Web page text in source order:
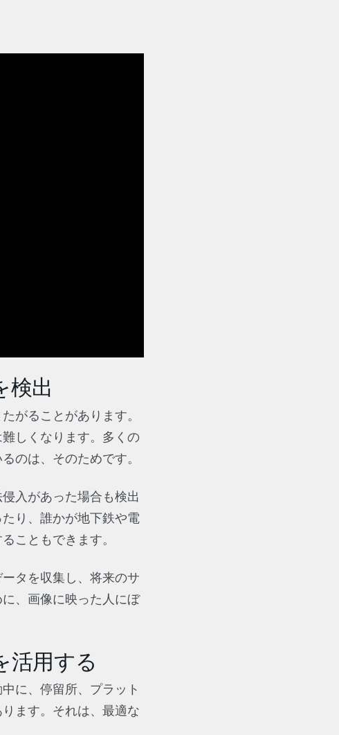
検出
がることがあります。
しくなります。多くの
のは、そのためです。
入があった場合も検出
り、誰かが地下鉄や電
こともできます。
タを収集し、将来のサ
、画像に映った人にぼ
活用する
に、停留所、プラット
ます。それは、最適な